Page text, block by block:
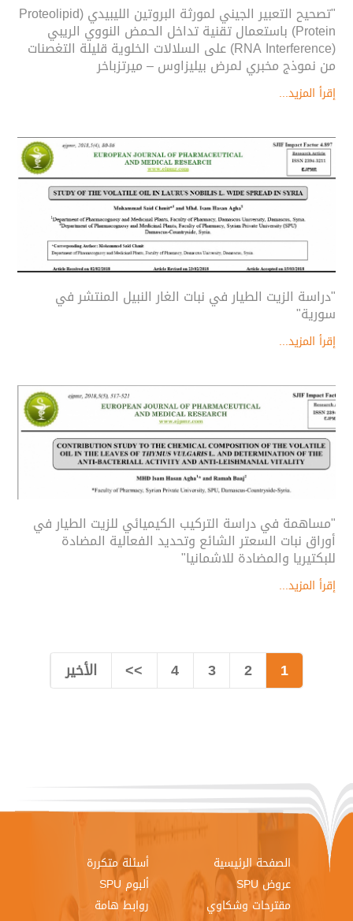
"تصحيح التعبير الجيني لمورثة البروتين الليبيدي (Proteolipid
Protein) باستعمال تقنية تداخل الحمض النووي الريبي
(RNA Interference) على السلالات الخلوية قليلة التغصنات
من نموذج مخبري لمرض بيليزاوس – ميرتزباخر
إقرأ المزيد...
"دراسة الزيت الطيار في نبات الغار النبيل المنتشر في
سورية"
إقرأ المزيد...
"مساهمة في دراسة التركيب الكيميائي للزيت الطيار في
أوراق نبات السعتر الشائع وتحديد الفعالية المضادة
للبكتيريا والمضادة للاشمانيا"
إقرأ المزيد...
1
2
3
4
>> الأخير
الصفحة الرئيسية
أسئلة متكررة
عروض SPU
ألبوم SPU
مقترحات وشكاوي
روابط هامة